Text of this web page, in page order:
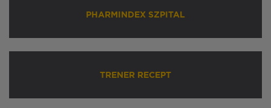
PHARMINDEX SZPITAL
TRENER RECEPT